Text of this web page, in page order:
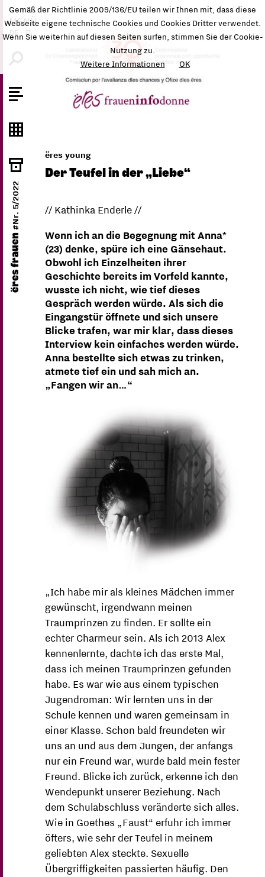
MENÜ
DE - IT
ëres frauen
#Nr. 5/2022
ëres young
Der Teufel in der „Liebe“
// Kathinka Enderle //
Wenn ich an die Begegnung mit Anna*
(23) denke, spüre ich eine Gänsehaut.
Obwohl ich Einzelheiten ihrer
Geschichte bereits im Vorfeld kannte,
wusste ich nicht, wie tief dieses
Gespräch werden würde. Als sich die
Eingangstür öffnete und sich unsere
Blicke trafen, war mir klar, dass dieses
Interview kein einfaches werden würde.
Anna bestellte sich etwas zu trinken,
atmete tief ein und sah mich an.
„Fangen wir an…“
„Ich habe mir als kleines Mädchen immer
gewünscht, irgendwann meinen
Traumprinzen zu finden. Er sollte ein
echter Charmeur sein. Als ich 2013 Alex
kennenlernte, dachte ich das erste Mal,
dass ich meinen Traumprinzen gefunden
habe. Es war wie aus einem typischen
Jugendroman: Wir lernten uns in der
Schule kennen und waren gemeinsam in
einer Klasse. Schon bald freundeten wir
uns an und aus dem Jungen, der anfangs
nur ein Freund war, wurde bald mein fester
Freund. Blicke ich zurück, erkenne ich den
Wendepunkt unserer Beziehung. Nach
dem Schulabschluss veränderte sich alles.
Wie in Goethes „Faust“ erfuhr ich immer
öfters, wie sehr der Teufel in meinem
geliebten Alex steckte. Sexuelle
Übergriffigkeiten passierten häufig. Den
Gemäß der Richtlinie 2009/136/EU teilen wir Ihnen mit, dass diese
Webseite eigene technische Cookies und Cookies Dritter verwendet.
Wenn Sie weiterhin auf diesen Seiten surfen, stimmen Sie der Cookie-
Nutzung zu.
Weitere Informationen
OK